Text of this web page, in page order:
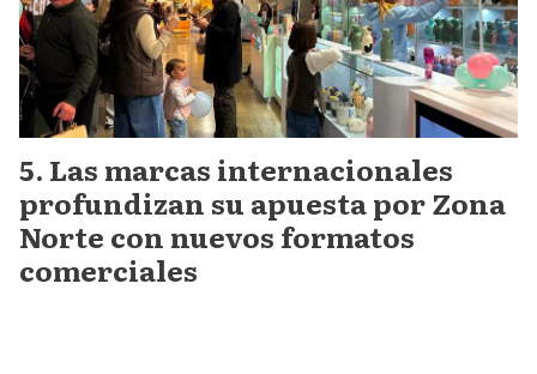
Las marcas internacionales
profundizan su apuesta por Zona
Norte con nuevos formatos
comerciales